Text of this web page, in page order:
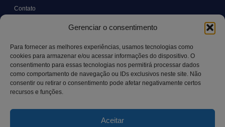
Gerenciar o consentimento
Para fornecer as melhores experiências, usamos tecnologias como
cookies para armazenar e/ou acessar informações do dispositivo. O
consentimento para essas tecnologias nos permitirá processar dados
como comportamento de navegação ou IDs exclusivos neste site. Não
consentir ou retirar o consentimento pode afetar negativamente certos
recursos e funções.
Aceitar
Contato
Canal LGPD e Segurança da Informação
Contato